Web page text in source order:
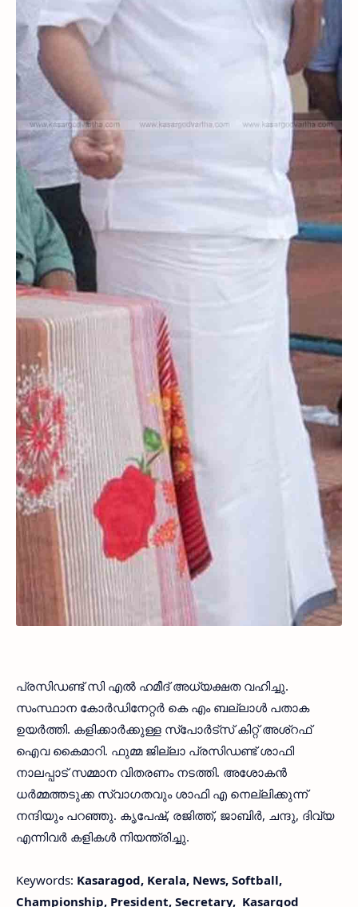
പ്രസിഡണ്ട്‌ സി എല്‍ ഹമീദ്‌ അധ്യക്ഷത വഹിച്ചു.
സംസ്ഥാന കോര്‍ഡിനേറ്റര്‍ കെ എം ബല്ലാള്‍ പതാക
ഉയര്‍ത്തി. കളിക്കാര്‍ക്കുള്ള സ്‌പോര്‍ട്‌സ്‌ കിറ്റ്‌ അശ്‌റഫ്
ഐവ കൈമാറി. ഫുമ്മ ജില്ലാ പ്രസിഡണ്ട്‌ ശാഫി
നാലപ്പാട്‌ സമ്മാന വിതരണം നടത്തി. അശോകന്‍
ധര്‍മ്മത്തടുക്ക സ്വാഗതവും ശാഫി എ നെല്ലിക്കുന്ന്‌
നന്ദിയും പറഞ്ഞു. കൃപേഷ്‌, രജിത്ത്‌, ജാബിര്‍, ചന്ദു, ദിവ്യ
എന്നിവര്‍ കളികള്‍ നിയന്ത്രിച്ചു.
Keywords: Kasaragod, Kerala, News, Softball,
Championship, President, Secretary, Kasargod